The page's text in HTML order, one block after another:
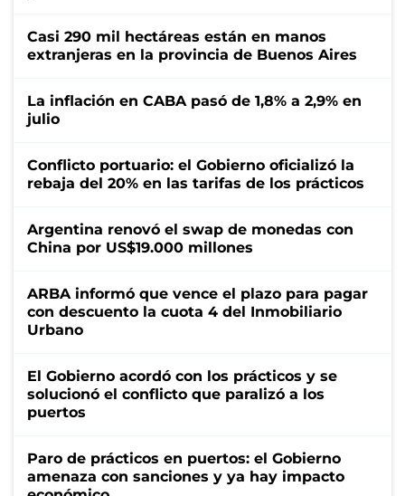
Casi 290 mil hectáreas están en manos
extranjeras en la provincia de Buenos Aires
La inflación en CABA pasó de 1,8% a 2,9% en
julio
Conflicto portuario: el Gobierno oficializó la
rebaja del 20% en las tarifas de los prácticos
Argentina renovó el swap de monedas con
China por US$19.000 millones
ARBA informó que vence el plazo para pagar
con descuento la cuota 4 del Inmobiliario
Urbano
El Gobierno acordó con los prácticos y se
solucionó el conflicto que paralizó a los
puertos
Paro de prácticos en puertos: el Gobierno
amenaza con sanciones y ya hay impacto